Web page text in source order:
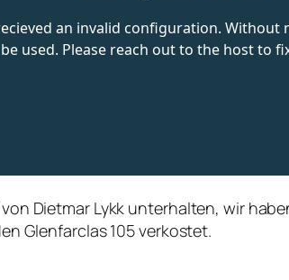
Dietmar Lykk unterhalten, wir
Glenfarclas 105 verkostet.